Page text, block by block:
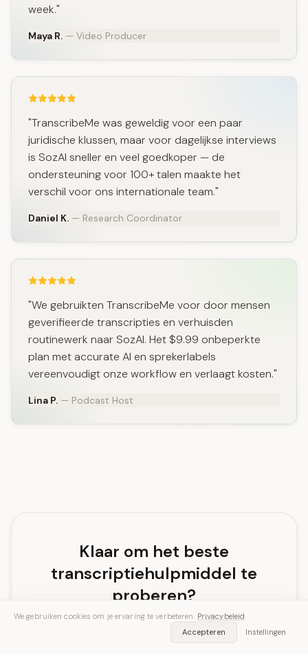
week."
Maya R. — Video Producer
"TranscribeMe was geweldig voor een paar
juridische klussen, maar voor dagelijkse interviews
is SozAI sneller en veel goedkoper — de
ondersteuning voor 100+ talen maakte het
verschil voor ons internationale team."
Daniel K. — Research Coordinator
"We gebruikten TranscribeMe voor door mensen
geverifieerde transcripties en verhuisden
routinewerk naar SozAI. Het $9.99 onbeperkte
plan met accurate AI en sprekerlabels
vereenvoudigt onze workflow en verlaagt kosten."
Lina P. — Podcast Host
Klaar om het beste
transcriptiehulpmiddel te
proberen?
Begin met 30 gratis minuten. Geen creditcard
vereist. Beschikbaar op iOS, Android en web.
We gebruiken cookies om je ervaring te verbeteren. Privacybeleid
Accepteren
Instellingen